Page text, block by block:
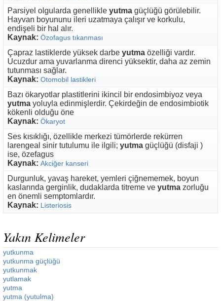
Parsiyel olgularda genellikle yutma güçlüğü görülebilir.
Hayvan boyununu ileri uzatmaya çalışır ve korkulu,
endişeli bir hal alır.
Kaynak: Özofagus tıkanması
Çapraz lastiklerde yüksek darbe yutma özelliği vardır.
Ucuzdur ama yuvarlanma direnci yüksektir, daha az zemin
tutunması sağlar.
Kaynak: Otomobil lastikleri
Bazı ökaryotlar plastitlerini ikincil bir endosimbiyoz veya
yutma yoluyla edinmişlerdir. Çekirdeğin de endosimbiotik
kökenli olduğu öne
Kaynak: Ökaryot
Ses kısıklığı, özellikle merkezi tümörlerde rekürren
larengeal sinir tutulumu ile ilgili; yutma güçlüğü (disfaji )
ise, özefagus
Kaynak: Akciğer kanseri
Durgunluk, yavaş hareket, yemleri çiğnememek, boyun
kaslarında gerginlik, dudaklarda titreme ve yutma zorluğu
en önemli semptomlardır.
Kaynak: Listeriosis
Yakın Kelimeler
yutkunma
yutkunma güçlüğü
yutkunmak
yutlamak
yutma
yutma (yutulma)